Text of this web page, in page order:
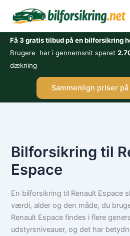
Få 3 gratis tilbud på en bilforsikring
Brugere har i gennemsnit sparet
dækning
Sammenlign priser
Bilforsikring til
Espace
En bilforsikring til Renault Espace
værdi, alder og den måde, du
Renault Espace findes i flere
udstyrsniveauer, og det har